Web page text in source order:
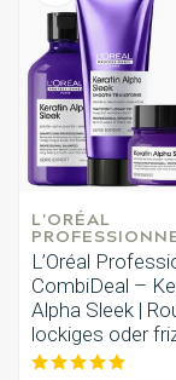
L'ORÉAL
L’Oréal
CombiDeal –
Alpha Sleek |
lockiges oder
Haar